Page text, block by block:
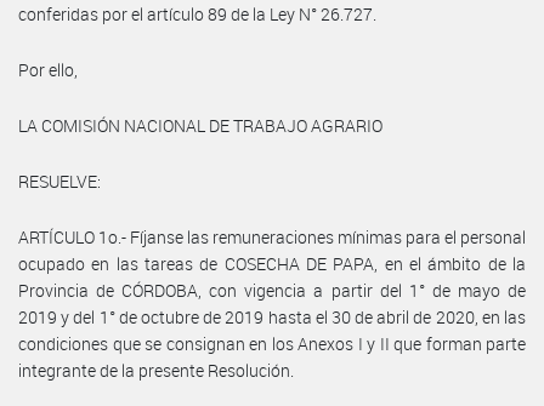
conferidas por el artículo 89 de la Ley N° 26.727.
Por ello,
LA COMISIÓN NACIONAL DE TRABAJO AGRARIO
RESUELVE:
ARTÍCULO 1o.- Fíjanse las remuneraciones mínimas para el personal
ocupado en las tareas de COSECHA DE PAPA, en el ámbito de la
Provincia de CÓRDOBA, con vigencia a partir del 1° de mayo de
2019 y del 1° de octubre de 2019 hasta el 30 de abril de 2020, en las
condiciones que se consignan en los Anexos I y II que forman parte
integrante de la presente Resolución.